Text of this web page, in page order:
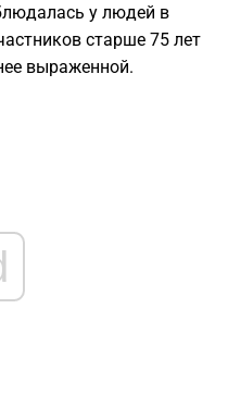
у людей в
старше 75 лет
выраженной.